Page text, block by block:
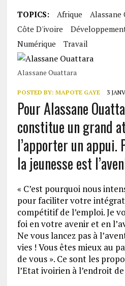
TOPICS: Afrique Alassane
Côte D'ivoire
Numérique
Travail
Alassane Ouattara
POSTED BY: MAPOTE GAYE 3
Pour Alassane
constitue un grand
l’apporter un appui.
la jeunesse est
« C’est pourquoi nous
pour faciliter votre
compétitif de l’emploi. Je
foi en votre avenir et en
Ne vous lancez pas à
vies ! Vous êtes mieux au
de vous ». Ce sont les
l’Etat ivoirien à l’endroit